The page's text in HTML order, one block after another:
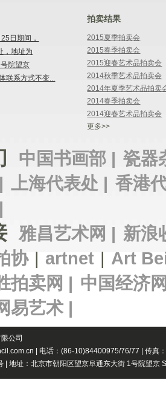
日期间，
，地址为
院望京
联系方式不变...
拍卖结果
2015夏季拍卖会
2015春季拍卖会
2015迎春艺术品拍卖会
2014秋季艺术品拍卖会
2014年夏季艺术品拍卖
2014春季拍卖会
2014迎春艺术品拍卖会
更多>>
中国书画部 | 瓷器
上海代表处 | 香港
雅昌艺术网 | 新浪
协 | artnet | Art
拍卖网 | 中国经济
易艺术 |
公司
| 电话：(86-10)84400975/76/77 | 传真
| 地址：北京市朝阳区望京阜通东大街 1号院望京